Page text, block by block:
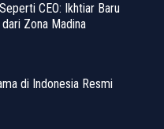
CEO: Ikhtiar Baru
Zona Madina
di Indonesia Resmi